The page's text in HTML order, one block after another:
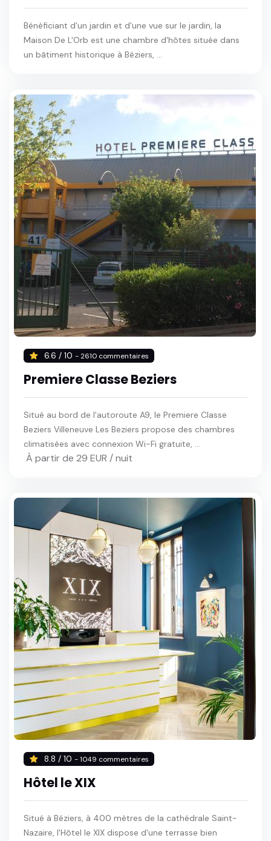
Bénéficiant d'un jardin et d'une vue sur le jardin, la
Maison De L'Orb est une chambre d'hôtes située dans
un bâtiment historique à Béziers, ...
6.6 / 10 - 2610 commentaires
Premiere Classe Beziers
Situé au bord de l'autoroute A9, le Premiere Classe
Beziers Villeneuve Les Beziers propose des chambres
climatisées avec connexion Wi-Fi gratuite, ...
À partir de 29 EUR / nuit
8.8 / 10 - 1049 commentaires
Hôtel le XIX
Situé à Béziers, à 400 mètres de la cathédrale Saint-
Nazaire, l'Hôtel le XIX dispose d'une terrasse bien